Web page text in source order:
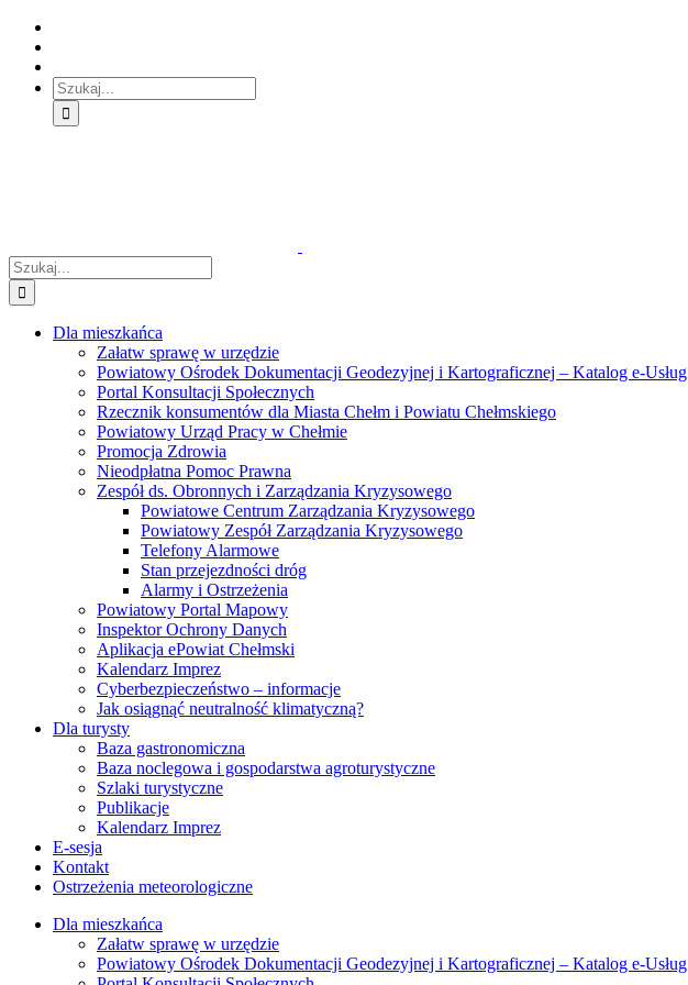
Skip
Treść
główna
Skip
Menu
główne
Skip
Menu
dodatkowe
Szukaj
Szukaj
Dla mieszkańca
Załatw sprawę w urzędzie
Powiatowy Ośrodek Dokumentacji Geodezyjnej i Kartograficznej – Katalog e-Usług
Portal Konsultacji Społecznych
Rzecznik konsumentów dla Miasta Chełm i Powiatu Chełmskiego
Powiatowy Urząd Pracy w Chełmie
Promocja Zdrowia
Nieodpłatna Pomoc Prawna
Zespół ds. Obronnych i Zarządzania Kryzysowego
Powiatowe Centrum Zarządzania Kryzysowego
Powiatowy Zespół Zarządzania Kryzysowego
Telefony Alarmowe
Stan przejezdności dróg
Alarmy i Ostrzeżenia
Powiatowy Portal Mapowy
Inspektor Ochrony Danych
Aplikacja ePowiat Chełmski
Kalendarz Imprez
Cyberbezpieczeństwo – informacje
Jak osiągnąć neutralność klimatyczną?
Dla turysty
Baza gastronomiczna
Baza noclegowa i gospodarstwa agroturystyczne
Szlaki turystyczne
Publikacje
Kalendarz Imprez
E-sesja
Kontakt
Ostrzeżenia meteorologiczne
Dla mieszkańca
Załatw sprawę w urzędzie
Powiatowy Ośrodek Dokumentacji Geodezyjnej i Kartograficznej – Katalog e-Usług